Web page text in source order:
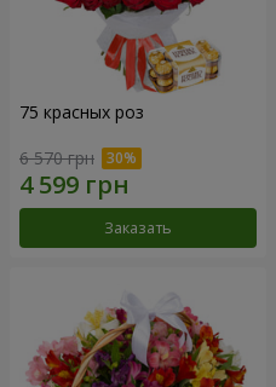
75 красных роз
6 570 грн
Заказать